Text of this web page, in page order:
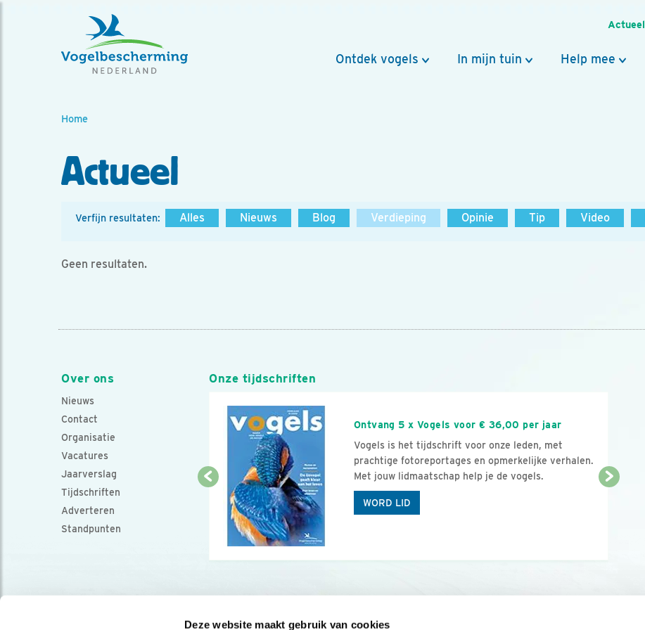
Deze website maakt gebruik van cookies
Actueel
Ontdek vogels In mijn tuin Help mee
Home
Actueel
Verfijn resultaten: Alles Nieuws Blog Verdieping Opinie Tip Video
Geen resultaten.
Over ons
Nieuws
Contact
Organisatie
Vacatures
Jaarverslag
Tijdschriften
Adverteren
Standpunten
Onze tijdschriften
Ontvang 5 x Vogels voor € 36,00 per jaar
Vogels is het tijdschrift voor onze leden, met
prachtige fotoreportages en opmerkelijke verhalen.
Met jouw lidmaatschap help je de vogels.
WORD LID